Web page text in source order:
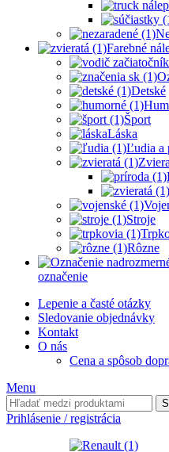
Farebné
Detské
Šport
Láska
Ľudia a
Stroje
Rôzne
označenie
Lepenie a časté otázky
Sledovanie objednávky
Kontakt
O nás
Cena a spôsob
Menu
Prihlásenie / registrácia